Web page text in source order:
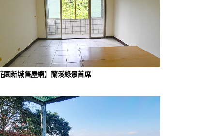
園新城售屋網】蘭溪綠景首席